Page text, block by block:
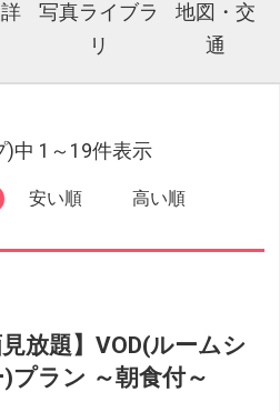
写真ライブラ
リ
地図・交
通
)中 1～19件表示
安い順 高い順
見放題】VOD(ルームシ
プラン ～朝食付～